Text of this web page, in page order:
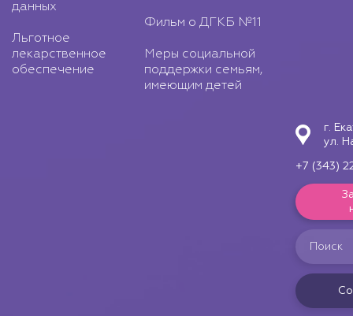
данных
Льготное
лекарственное
обеспечение
Фильм о ДГКБ №11
Меры социальной
поддержки семьям,
имеющим детей
г.
ул.
+7 (343)